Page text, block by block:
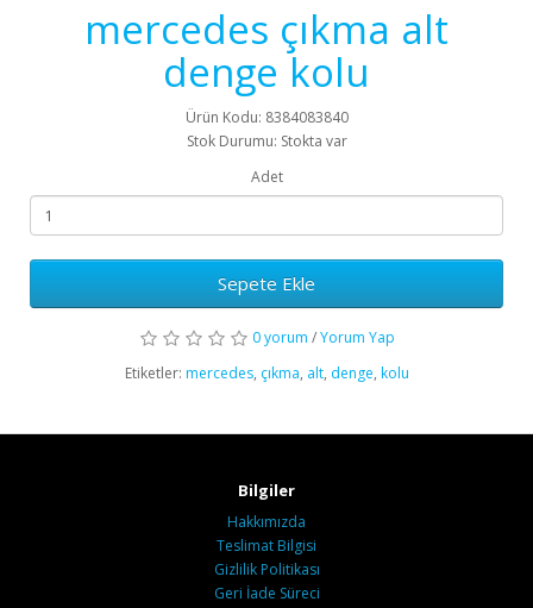
mercedes çıkma alt
denge kolu
Ürün Kodu: 8384083840
Stok Durumu: Stokta var
Adet
Sepete Ekle
0 yorum /Yorum Yap
Etiketler: mercedes, çıkma, alt, denge, kolu
Bilgiler
Hakkımızda
Teslimat Bilgisi
Gizlilik Politikası
Geri İade Süreci